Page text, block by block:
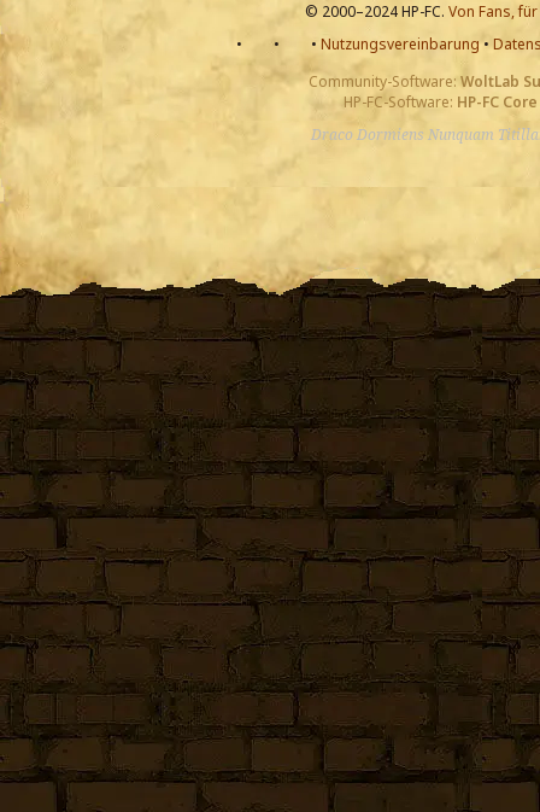
© 2000–2024 HP-FC. Von Fans,
•
• • Nutzungsvereinbarung•
Community-Software: WoltLab
HP-FC-Software: HP-FC Core
Draco Dormiens Nunquam